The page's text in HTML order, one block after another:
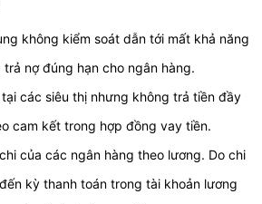
không kiểm soát dẫn tới mất khả năng
nợ đúng hạn cho ngân hàng.
các siêu thị nhưng không trả tiền đầy
cam kết trong hợp đồng vay tiền.
của các ngân hàng theo lương. Do chi
kỳ thanh toán trong tài khoản lương